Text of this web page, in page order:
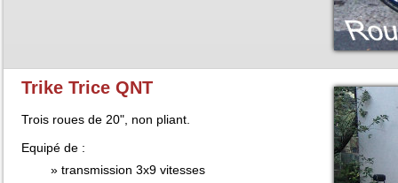
Trike Trice QNT
Trois roues de 20", non pliant.
Equipé de :
transmission 3x9 vitesses